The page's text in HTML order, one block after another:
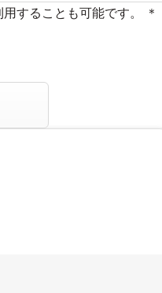
することも可能です。 ＊